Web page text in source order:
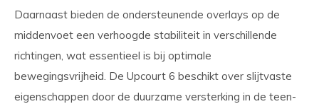
Daarnaast bieden de ondersteunende overlays op de
middenvoet een verhoogde stabiliteit in verschillende
richtingen, wat essentieel is bij optimale
bewegingsvrijheid. De Upcourt 6 beschikt over slijtvaste
eigenschappen door de duurzame versterking in de teen-